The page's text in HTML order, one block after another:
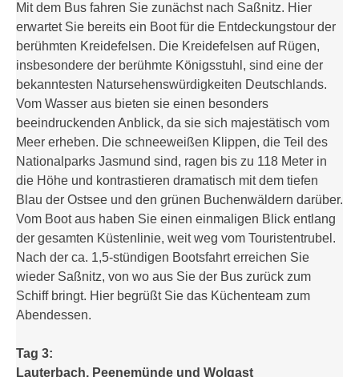
Mit dem Bus fahren Sie zunächst nach Saßnitz. Hier
erwartet Sie bereits ein Boot für die Entdeckungstour der
berühmten Kreidefelsen. Die Kreidefelsen auf Rügen,
insbesondere der berühmte Königsstuhl, sind eine der
bekanntesten Natursehenswürdigkeiten Deutschlands.
Vom Wasser aus bieten sie einen besonders
beeindruckenden Anblick, da sie sich majestätisch vom
Meer erheben. Die schneeweißen Klippen, die Teil des
Nationalparks Jasmund sind, ragen bis zu 118 Meter in
die Höhe und kontrastieren dramatisch mit dem tiefen
Blau der Ostsee und den grünen Buchenwäldern darüber.
Vom Boot aus haben Sie einen einmaligen Blick entlang
der gesamten Küstenlinie, weit weg vom Touristentrubel.
Nach der ca. 1,5-stündigen Bootsfahrt erreichen Sie
wieder Saßnitz, von wo aus Sie der Bus zurück zum
Schiff bringt. Hier begrüßt Sie das Küchenteam zum
Abendessen.
Tag 3:
Lauterbach, Peenemünde und Wolgast